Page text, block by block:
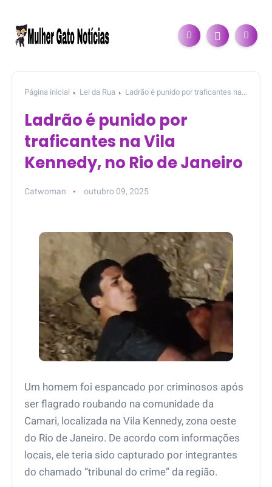
Página inicial Lei da Rua
Ladrão é punido por traficantes na
Ladrão é punido por
traficantes na Vila
Kennedy, no Rio de Janeiro
Catwoman outubro 09, 2025
Um homem foi espancado por criminosos após
ser flagrado roubando na comunidade da
Camari, localizada na Vila Kennedy, zona oeste
do Rio de Janeiro. De acordo com informações
locais, ele teria sido capturado por integrantes
do chamado “tribunal do crime” da região.